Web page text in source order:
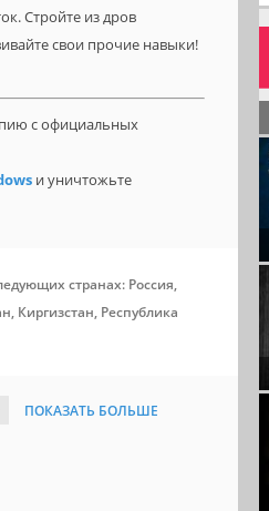
Стройте из дров
свои прочие навыки!
с официальных
и уничтожьте
странах: Россия,
Киргизстан, Республика
ПОКАЗАТЬ БОЛЬШЕ